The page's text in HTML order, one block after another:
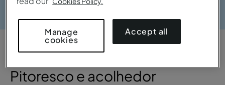
VISTA GERAL
Pitoresco e acolhedor
Manage
cookies
Accept all